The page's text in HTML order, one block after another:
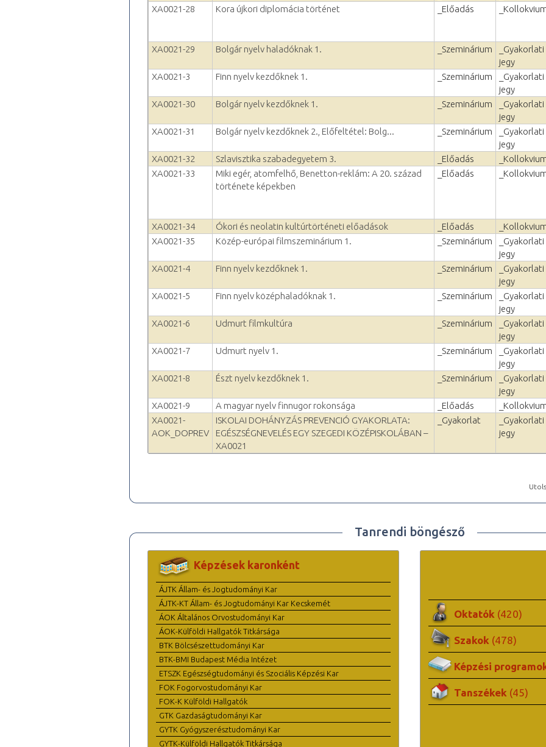
XA0021-28
Kora újkori diplomácia történet _Előadás
XA0021-29 Bolgár nyelv haladóknak 1. _Szeminárium
_Gyakorlati
jegy
XA0021-3
Finn nyelv kezdőknek 1. _Szeminárium
_Gyakorlati
jegy
XA0021-30
Bolgár nyelv kezdőknek 1. _Szeminárium
_Gyakorlati
jegy
XA0021-31
Bolgár nyelv kezdőknek 2., Előfeltétel: Bolg... _Szeminárium
_Gyakorlati
jegy
XA0021-32
Szlavisztika szabadegyetem 3. _Előadás
XA0021-33
Miki egér, atomfelhő, Benetton-reklám: A 20. század
története képekben
_Előadás
XA0021-34 Ókori és neolatin kultúrtörténeti előadások _Előadás
XA0021-35
Közép-európai filmszeminárium 1. _Szeminárium
_Gyakorlati
jegy
XA0021-4
Finn nyelv kezdőknek 1. _Szeminárium
_Gyakorlati
jegy
XA0021-5
Finn nyelv középhaladóknak 1. _Szeminárium
_Gyakorlati
jegy
XA0021-6
Udmurt filmkultúra _Szeminárium
_Gyakorlati
jegy
XA0021-7
Udmurt nyelv 1. _Szeminárium
_Gyakorlati
jegy
XA0021-8
Észt nyelv kezdőknek 1. _Szeminárium
_Gyakorlati
jegy
XA0021-9
A magyar nyelv finnugor rokonsága _Előadás
XA0021-
AOK_DOPREV
ISKOLAI DOHÁNYZÁS PREVENCIÓ GYAKORLATA:
EGÉSZSÉGNEVELÉS EGY SZEGEDI KÖZÉPISKOLÁBAN –
XA0021
_Gyakorlat
_Gyakorlati
jegy
Tanrendi böngésző
Képzések karonként
ÁJTK Állam- és Jogtudományi Kar
ÁJTK-KT Állam- és Jogtudományi Kar Kecskemét
ÁOK Általános Orvostudományi Kar
ÁOK-Külföldi Hallgatók Titkársága
BTK Bölcsészettudományi Kar
BTK-BMI Budapest Média Intézet
ETSZK Egészségtudományi és Szociális Képzési Kar
FOK Fogorvostudományi Kar
FOK-K Külföldi Hallgatók
GTK Gazdaságtudományi Kar
GYTK Gyógyszerésztudományi Kar
GYTK-Külföldi Hallgatók Titkársága
Oktatók (420)
Szakok (478)
Képzési
Tanszékek (45)